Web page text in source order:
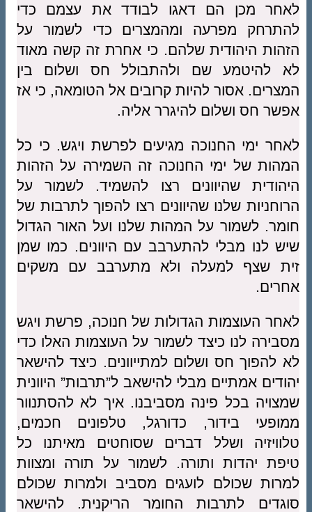
לאחר מכן הם דאגו לבודד את עצמם כדי
להתרחק מפרעה ומהמצרים כדי לשמור על
הזהות היהודית שלהם. כי אחרת זה קשה מאוד
לא להיטמע שם ולהתבולל חס ושלום בין
המצרים. אסור להיות קרובים אל הטומאה, כי אז
אפשר חס ושלום להיגרר אליה.
לאחר ימי החנוכה מגיעים לפרשת ויגש. כי כל
המהות של ימי החנוכה זה השמירה על הזהות
היהודית שהיוונים רצו להשמיד. לשמור על
הרוחניות שלנו שהיוונים רצו להפוך לתרבות של
חומר. לשמור על המהות שלנו ועל האור הגדול
שיש לנו מבלי להתערבב עם היוונים. כמו שמן
זית שצף למעלה ולא מתערבב עם משקים
אחרים.
לאחר העוצמות הגדולות של חנוכה, פרשת ויגש
מסבירה לנו כיצד לשמור על העוצמות האלו כדי
לא להפוך חס ושלום למתייוונים. כיצד להישאר
יהודים אמתיים מבלי להישאב ל”תרבות” היוונית
שמצויה בכל פינה מסביבנו. איך לא להסתנוור
ממופעי בידור, כדורגל, טלפונים חכמים,
טלוויזיה ושלל דברים שסוחטים מאיתנו כל
טיפת יהדות ותורה. לשמור על תורה ומצוות
למרות שכולם לועגים מסביב ולמרות שכולם
סוגדים לתרבות החומר הריקנית. להישאר